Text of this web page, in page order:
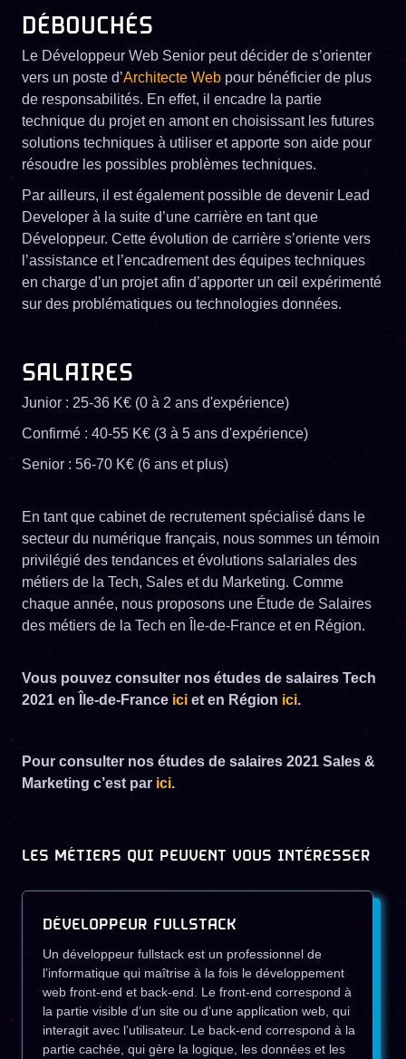
DÉBOUCHÉS
Le Développeur Web Senior peut décider de s’orienter
vers un poste d’Architecte Web pour bénéficier de plus
de responsabilités. En effet, il encadre la partie
technique du projet en amont en choisissant les futures
solutions techniques à utiliser et apporte son aide pour
résoudre les possibles problèmes techniques.
Par ailleurs, il est également possible de devenir Lead
Developer à la suite d’une carrière en tant que
Développeur. Cette évolution de carrière s’oriente vers
l’assistance et l’encadrement des équipes techniques
en charge d’un projet afin d’apporter un œil expérimenté
sur des problématiques ou technologies données.
SALAIRES
Junior : 25-36 K€ (0 à 2 ans d'expérience)
Confirmé : 40-55 K€ (3 à 5 ans d'expérience)
Senior : 56-70 K€ (6 ans et plus)
En tant que cabinet de recrutement spécialisé dans le
secteur du numérique français, nous sommes un témoin
privilégié des tendances et évolutions salariales des
métiers de la Tech, Sales et du Marketing. Comme
chaque année, nous proposons une Étude de Salaires
des métiers de la Tech en Île-de-France et en Région.
Vous pouvez consulter nos études de salaires Tech
2021 en Île-de-France ici et en Région ici.
Pour consulter nos études de salaires 2021 Sales &
Marketing c’est par ici.
LES MÉTIERS QUI PEUVENT VOUS INTÉRESSER
DÉVELOPPEUR FULLSTACK
Un développeur fullstack est un professionnel de
l’informatique qui maîtrise à la fois le développement
web front-end et back-end. Le front-end correspond à
la partie visible d’un site ou d’une application web, qui
interagit avec l’utilisateur. Le back-end correspond à la
partie cachée, qui gère la logique, les données et les